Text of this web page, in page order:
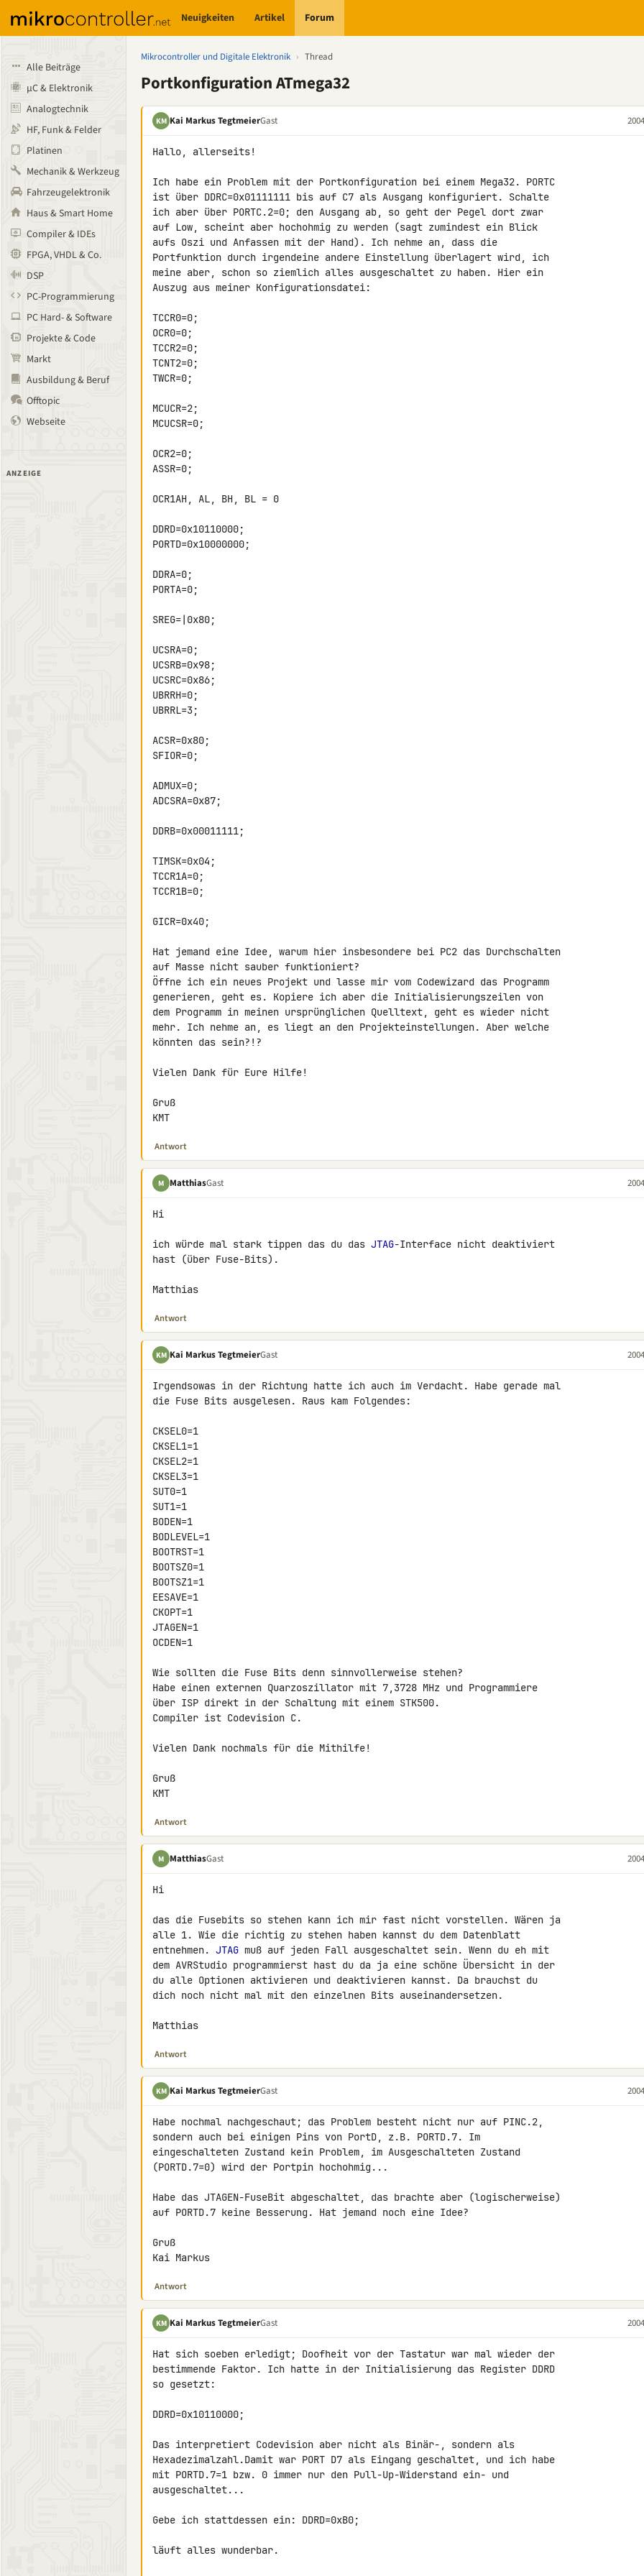
Neuigkeiten Artikel Forum
Alle Beiträge
µC & Elektronik
Analogtechnik
HF, Funk & Felder
Platinen
Mechanik & Werkzeug
Fahrzeugelektronik
Haus & Smart Home
Compiler & IDEs
FPGA, VHDL & Co.
DSP
PC-Programmierung
PC Hard- & Software
Projekte & Code
Markt
Ausbildung & Beruf
Offtopic
Webseite
ANZEIGE
Mikrocontroller und Digitale Elektronik › Thread
Portkonfiguration ATmega32
KM Kai Markus TegtmeierGast
Hallo, allerseits!
Ich habe ein Problem mit der Portkonfiguration bei einem Mega32. PORTC
ist über DDRC=0x01111111 bis auf C7 als Ausgang konfiguriert. Schalte
ich aber über PORTC.2=0; den Ausgang ab, so geht der Pegel dort zwar
auf Low, scheint aber hochohmig zu werden (sagt zumindest ein Blick
aufs Oszi und Anfassen mit der Hand). Ich nehme an, dass die
Portfunktion durch irgendeine andere Einstellung überlagert wird, ich
meine aber, schon so ziemlich alles ausgeschaltet zu haben. Hier ein
Auszug aus meiner Konfigurationsdatei:
TCCR0=0;
OCR0=0;
TCCR2=0;
TCNT2=0;
TWCR=0;
MCUCR=2;
MCUCSR=0;
OCR2=0;
ASSR=0;
OCR1AH, AL, BH, BL = 0
DDRD=0x10110000;
PORTD=0x10000000;
DDRA=0;
PORTA=0;
SREG=|0x80;
UCSRA=0;
UCSRB=0x98;
UCSRC=0x86;
UBRRH=0;
UBRRL=3;
ACSR=0x80;
SFIOR=0;
ADMUX=0;
ADCSRA=0x87;
DDRB=0x00011111;
TIMSK=0x04;
TCCR1A=0;
TCCR1B=0;
GICR=0x40;
Hat jemand eine Idee, warum hier insbesondere bei PC2 das Durchschalten
auf Masse nicht sauber funktioniert?
Öffne ich ein neues Projekt und lasse mir vom Codewizard das Programm
generieren, geht es. Kopiere ich aber die Initialisierungszeilen von
dem Programm in meinen ursprünglichen Quelltext, geht es wieder nicht
mehr. Ich nehme an, es liegt an den Projekteinstellungen. Aber welche
könnten das sein?!?
Vielen Dank für Eure Hilfe!
Gruß
KMT
Antwort
M MatthiasGast
Hi
ich würde mal stark tippen das du das JTAG-Interface nicht deaktiviert
hast (über Fuse-Bits).
Matthias
Antwort
KM Kai Markus TegtmeierGast
Irgendsowas in der Richtung hatte ich auch im Verdacht. Habe gerade mal
die Fuse Bits ausgelesen. Raus kam Folgendes:
CKSEL0=1
CKSEL1=1
CKSEL2=1
CKSEL3=1
SUT0=1
SUT1=1
BODEN=1
BODLEVEL=1
BOOTRST=1
BOOTSZ0=1
BOOTSZ1=1
EESAVE=1
CKOPT=1
JTAGEN=1
OCDEN=1
Wie sollten die Fuse Bits denn sinnvollerweise stehen?
Habe einen externen Quarzoszillator mit 7,3728 MHz und Programmiere
über ISP direkt in der Schaltung mit einem STK500.
Compiler ist Codevision C.
Vielen Dank nochmals für die Mithilfe!
Gruß
KMT
Antwort
M MatthiasGast
Hi
das die Fusebits so stehen kann ich mir fast nicht vorstellen. Wären ja
alle 1. Wie die richtig zu stehen haben kannst du dem Datenblatt
entnehmen. JTAG muß auf jeden Fall ausgeschaltet sein. Wenn du eh mit
dem AVRStudio programmierst hast du da ja eine schöne Übersicht in der
du alle Optionen aktivieren und deaktivieren kannst. Da brauchst du
dich noch nicht mal mit den einzelnen Bits auseinandersetzen.
Matthias
Antwort
KM Kai Markus TegtmeierGast
Habe nochmal nachgeschaut; das Problem besteht nicht nur auf PINC.2,
sondern auch bei einigen Pins von PortD, z.B. PORTD.7. Im
eingeschalteten Zustand kein Problem, im Ausgeschalteten Zustand
(PORTD.7=0) wird der Portpin hochohmig...
Habe das JTAGEN-FuseBit abgeschaltet, das brachte aber (logischerweise)
auf PORTD.7 keine Besserung. Hat jemand noch eine Idee?
Gruß
Kai Markus
Antwort
KM Kai Markus TegtmeierGast
Hat sich soeben erledigt; Doofheit vor der Tastatur war mal wieder der
bestimmende Faktor. Ich hatte in der Initialisierung das Register DDRD
so gesetzt:
DDRD=0x10110000;
Das interpretiert Codevision aber nicht als Binär-, sondern als
Hexadezimalzahl.Damit war PORT D7 als Eingang geschaltet, und ich habe
mit PORTD.7=1 bzw. 0 immer nur den Pull-Up-Widerstand ein- und
ausgeschaltet...
Gebe ich stattdessen ein: DDRD=0xB0;
läuft alles wunderbar.